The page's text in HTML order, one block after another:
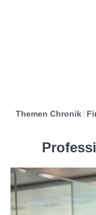
Themen Chronik